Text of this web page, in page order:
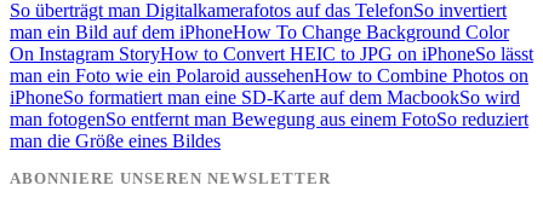
So überträgt man Digitalkamerafotos auf das TelefonSo invertiert
man ein Bild auf dem iPhoneHow To Change Background Color
On Instagram StoryHow to Convert HEIC to JPG on iPhoneSo lässt
man ein Foto wie ein Polaroid aussehenHow to Combine Photos on
iPhoneSo formatiert man eine SD-Karte auf dem MacbookSo wird
man fotogenSo entfernt man Bewegung aus einem FotoSo reduziert
man die Größe eines Bildes
ABONNIERE UNSEREN NEWSLETTER